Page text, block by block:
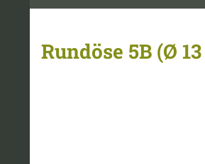
Rundöse 5B (Ø